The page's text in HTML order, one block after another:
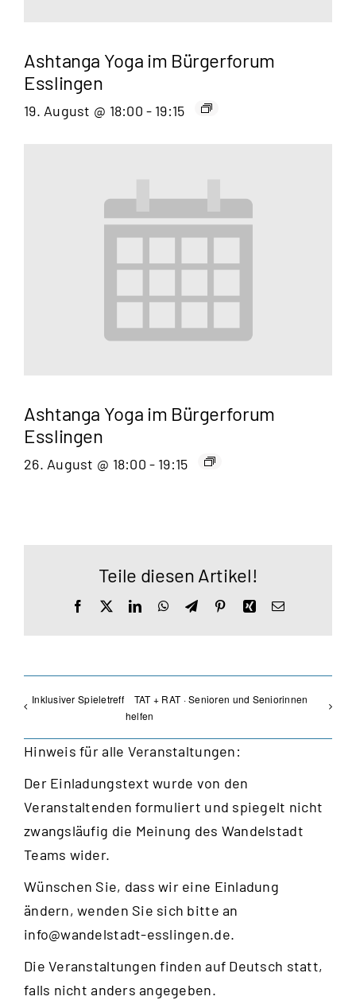
Ashtanga Yoga im Bürgerforum
Esslingen
19. August @ 18:00 - 19:15
Ashtanga Yoga im Bürgerforum
Esslingen
26. August @ 18:00 - 19:15
Teile diesen Artikel!
Facebook LinkedInWhatsApp
TelegramPinterestXingE-
Inklusiver Spieletreff
TAT + RAT · Senioren und Seniorinnen
helfen
Hinweis für alle Veranstaltungen:
Der Einladungstext wurde von den
Veranstaltenden formuliert und spiegelt nicht
zwangsläufig die Meinung des Wandelstadt
Teams wider.
Wünschen Sie, dass wir eine Einladung
ändern, wenden Sie sich bitte an
info@wandelstadt-esslingen.de.
Die Veranstaltungen finden auf Deutsch statt,
falls nicht anders angegeben.